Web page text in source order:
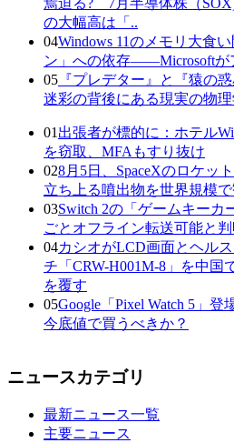
の大幅高は「..
04Windows 11のメモリ大食
ン」への依存——Microsoftが
05 『プレデター』と『猿の
迷彩の背後にある現実の物理
01 出張者が標的に：ホテル
を窃取、MFAもすり抜け
028月5日、SpaceXのロケ
立ち上る噴出物を世界規模で
03Switch 2の「ゲームキー
ごとオフライン転送可能と判
04カシオがLCD画面とヘル
チ「CRW-H001M-8」を中
を覆す
05Google「Pixel Watch 5」登
今底値で買うべきか？
ニュースカテゴリ
最新ニュース一覧
主要ニュース